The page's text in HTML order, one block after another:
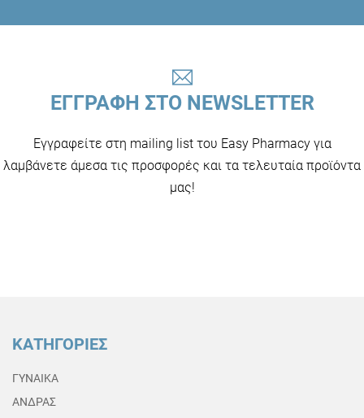
ΕΓΓΡΑΦΗ ΣΤΟ NEWSLETTER
Εγγραφείτε στη mailing list του Easy Pharmacy για
λαμβάνετε άμεσα τις προσφορές και τα τελευταία προϊόντα
μας!
ΚΑΤΗΓΟΡΙΕΣ
ΓΥΝΑΙΚΑ
ΑΝΔΡΑΣ